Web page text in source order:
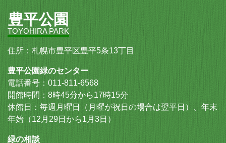
豊平公園
TOYOHIRA PARK
住所：札幌市豊平区豊平5条13丁目
豊平公園緑のセンター
電話番号：011-811-6568
開館時間：8時45分から17時15分
休館日：毎週月曜日（月曜が祝日の場合は翌平日）、年末
年始（12月29日から1月3日）
緑の相談